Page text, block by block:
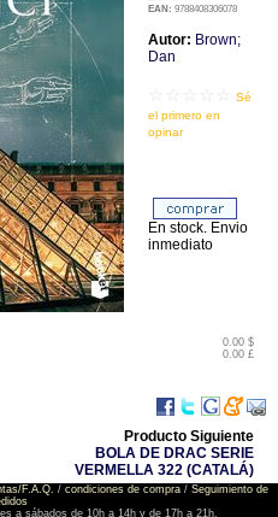
EAN: 9788408306078
Autor: Brown;
Dan
Sé
el primero en
opinar
0.00 $
0.00 £
En stock. Envio
inmediato
Producto Siguiente
BOLA DE DRAC SERIE
VERMELLA 322 (CATALÁ)
F.A.Q. / condiciones de compra/ Seguimiento de
a sábados de 10h a 14h y de 17h a 21h.